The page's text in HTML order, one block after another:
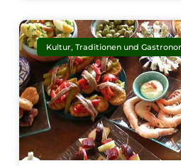
Kultur, Traditionen und